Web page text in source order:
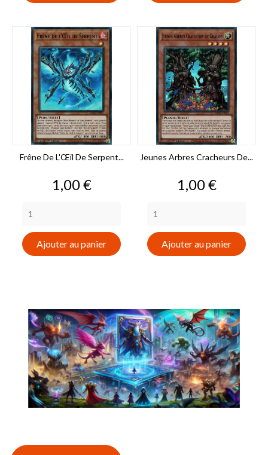
Frêne De L'Œil De Serpent...
Prix
1,00 €
Ajouter au panier
Jeunes Arbres Cracheurs De...
Prix
1,00 €
Ajouter au panier